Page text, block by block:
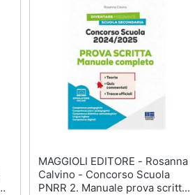
MAGGIOLI EDITORE - Rosanna
Calvino - Concorso Scuola
PNRR 2. Manuale prova scritta.